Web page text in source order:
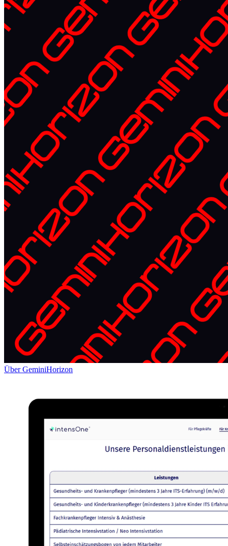
Über GeminiHorizon